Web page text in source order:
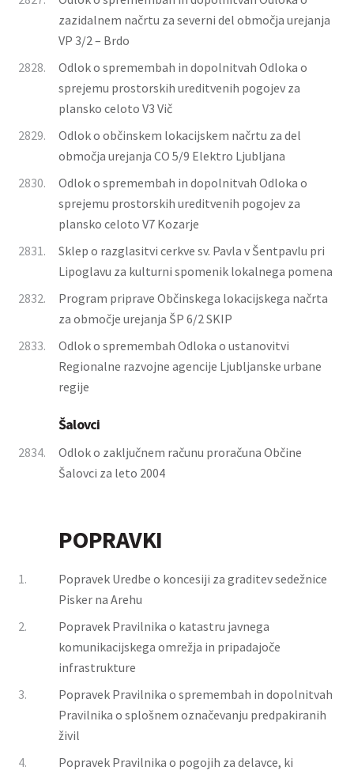
zazidalnem načrtu za severni del območja urejanja
VP 3/2 – Brdo
2828.
Odlok o spremembah in dopolnitvah Odloka o
sprejemu prostorskih ureditvenih pogojev za
plansko celoto V3 Vič
2829.
Odlok o občinskem lokacijskem načrtu za del
območja urejanja CO 5/9 Elektro Ljubljana
2830.
Odlok o spremembah in dopolnitvah Odloka o
sprejemu prostorskih ureditvenih pogojev za
plansko celoto V7 Kozarje
2831.
Sklep o razglasitvi cerkve sv. Pavla v Šentpavlu pri
Lipoglavu za kulturni spomenik lokalnega pomena
2832.
Program priprave Občinskega lokacijskega načrta
za območje urejanja ŠP 6/2 SKIP
2833.
Odlok o spremembah Odloka o ustanovitvi
Regionalne razvojne agencije Ljubljanske urbane
regije
Šalovci
2834.
Odlok o zaključnem računu proračuna Občine
Šalovci za leto 2004
POPRAVKI
1.
Popravek Uredbe o koncesiji za graditev sedežnice
Pisker na Arehu
2.
Popravek Pravilnika o katastru javnega
komunikacijskega omrežja in pripadajoče
infrastrukture
3.
Popravek Pravilnika o spremembah in dopolnitvah
Pravilnika o splošnem označevanju predpakiranih
živil
4.
Popravek Pravilnika o pogojih za delavce, ki